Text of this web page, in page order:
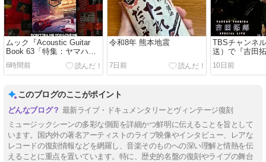
ムック『Acoustic Guitar
Book 63「特集：ヤマハの
アイデンティティ」』が
8/18発売に。
6時間前
令和8年 熊本地震
7日前
TBSチャンネ
送）で『吉田
ルLIVE 春だ
が8/1放送に（
放送）。
10日前
このブログのここがポイント
最新ライブ・ドキュメンタリーとヴィンテージ復刻
ミュージックシーンの多彩な側面を詳細かつ鮮明に伝えることを旨として
います。国内外の著名アーティストのライブ映像やインタビュー、レアな
レコードの復刻情報などを網羅し、音楽そのものへの深い理解と情熱を伝
えることに重点を置いています。特に、歴史的名盤の復刻やライブの舞台